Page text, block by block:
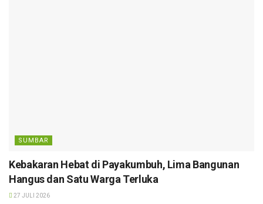
SUMBAR
Kebakaran Hebat di Payakumbuh, Lima Bangunan
Hangus dan Satu Warga Terluka
27 JULI 2026